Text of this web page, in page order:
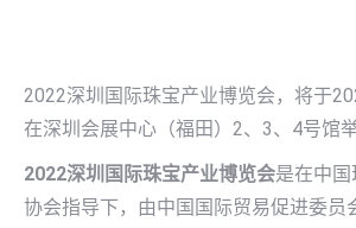
2022深圳国际珠宝产业博览会，将于
在深圳会展中心（福田）2、3、4号馆举
2022深圳国际珠宝产业博览会是在中
协会指导下，由中国国际贸易促进委员